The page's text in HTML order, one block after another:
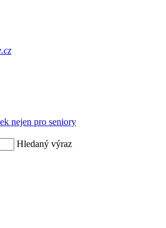
nejen pro seniory
Hledaný výraz